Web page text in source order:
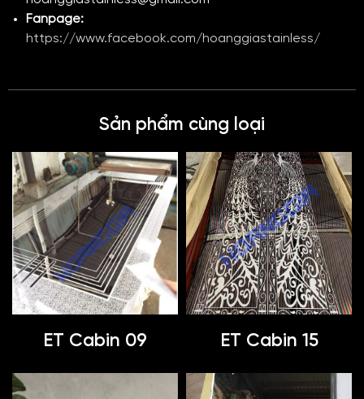
Fanpage:
https://www.facebook.com/hoanggiastainless/
Sản phẩm cùng loại
ET Cabin 09 ET Cabin 15